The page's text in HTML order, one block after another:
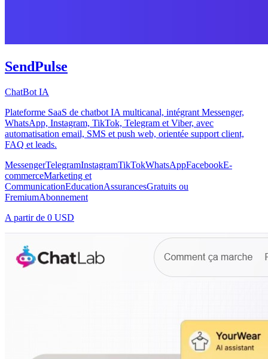
SendPulse
ChatBot IA
Plateforme SaaS de chatbot IA multicanal, intégrant Messenger,
WhatsApp, Instagram, TikTok, Telegram et Viber, avec
automatisation email, SMS et push web, orientée support client,
FAQ et leads.
MessengerTelegramInstagramTikTokWhatsAppFacebookE-
commerceMarketing et
CommunicationEducationAssurancesGratuits ou
FremiumAbonnement
A partir de 0 USD